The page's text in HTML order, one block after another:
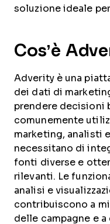
soluzione ideale
Cos’è
Adverity è una
dei dati di
prendere decisioni
comunemente
marketing, analisti
necessitano di
fonti diverse e
rilevanti. Le
analisi e
contribuiscono a
delle campagne e